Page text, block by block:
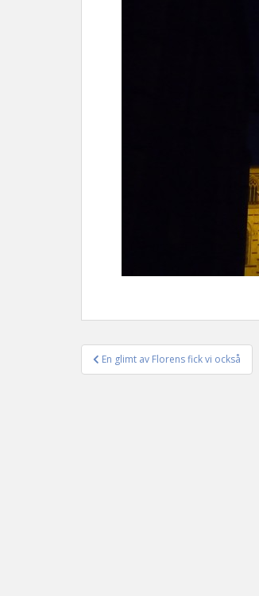
Inläggsnavigering
En glimt av Florens fick vi också